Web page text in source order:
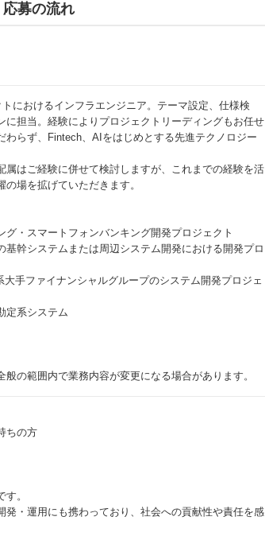
応募の流れ
におけるインフラエンジニア。テーマ設定、仕様検
担当。経験によりプロジェクトリーディングもお任せ
らず、Fintech、AIをはじめとする先進テクノロジー
はご経験に併せて検討しますが、これまでの経験を活
場を拡げていただきます。
・スマートフォンバンキング開発プロジェクト
幹システムまたは周辺システム開発における開発プロ
手ファイナンシャルグループのシステム開発プロジェ
定系システム
の範囲内で業務内容が変更になる場合があります。
ちの方
。
・運用にも携わっており、社会への貢献性や責任を感